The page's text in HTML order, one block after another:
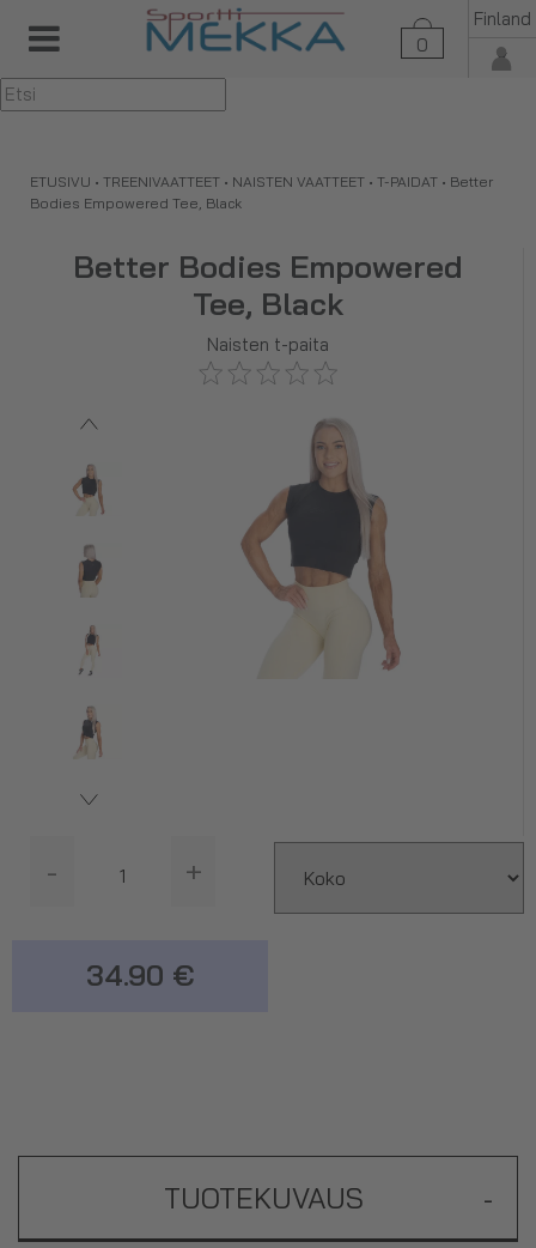
0
Finland
▼
ETUSIVU • TREENIVAATTEET • NAISTEN VAATTEET • T-PAIDAT • Better
Bodies Empowered Tee, Black
Better Bodies Empowered
Tee, Black
Naisten t-paita
- +
34.90 €
TUOTEKUVAUS -